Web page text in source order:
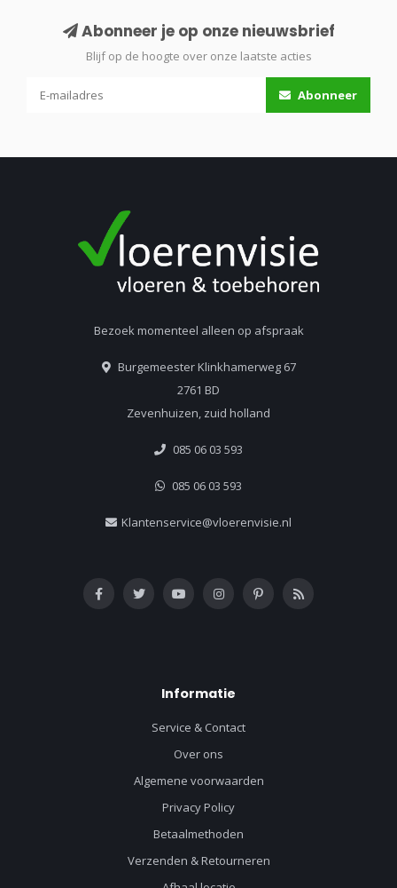
Abonneer je op onze nieuwsbrief
Blijf op de hoogte over onze laatste acties
Abonneer
Bezoek momenteel alleen op afspraak
Burgemeester Klinkhamerweg 67
2761 BD
Zevenhuizen, zuid holland
085 06 03 593
085 06 03 593
Klantenservice@vloerenvisie.nl
Informatie
Service & Contact
Over ons
Algemene voorwaarden
Privacy Policy
Betaalmethoden
Verzenden & Retourneren